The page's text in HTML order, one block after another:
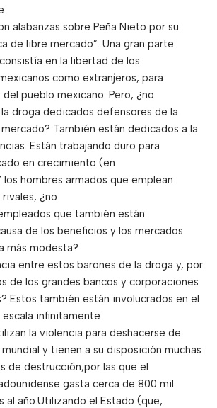
alabanzas sobre Peña Nieto por su
de libre mercado”. Una gran parte
en la libertad de los
como extranjeros, para
pueblo mexicano. Pero, ¿no
droga dedicados defensores de la
También están dedicados a la
Están trabajando duro para
en crecimiento (en
los hombres armados que emplean
¿no
que también están
de los beneficios y los mercados
más modesta?
entre estos barones de la droga y, por
de los grandes bancos y corporaciones
Estos también están involucrados en el
infinitamente
la violencia para deshacerse de
y tienen a su disposición muchas
de destrucción,por las que el
gasta cerca de 800 mil
al año.Utilizando el Estado (que,